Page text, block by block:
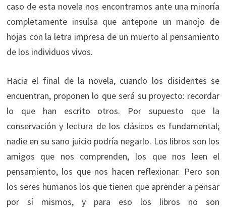
caso de esta novela nos encontramos ante una minoría
completamente insulsa que antepone un manojo de
hojas con la letra impresa de un muerto al pensamiento
de los individuos vivos.
Hacia el final de la novela, cuando los disidentes se
encuentran, proponen lo que será su proyecto: recordar
lo que han escrito otros. Por supuesto que la
conservación y lectura de los clásicos es fundamental;
nadie en su sano juicio podría negarlo. Los libros son los
amigos que nos comprenden, los que nos leen el
pensamiento, los que nos hacen reflexionar. Pero son
los seres humanos los que tienen que aprender a pensar
por sí mismos, y para eso los libros no son